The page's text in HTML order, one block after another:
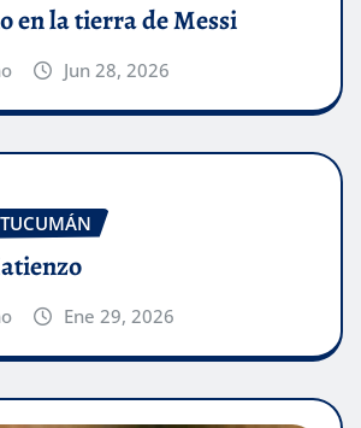
en la tierra de Messi
Jun 28, 2026
TUCUMÁN
Ene 29, 2026